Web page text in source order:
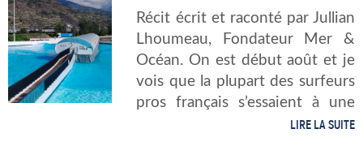
Récit écrit et raconté par Jullian
Lhoumeau, Fondateur Mer &
Océan. On est début août et je
vois que la plupart des surfeurs
pros français s’essaient à une
nouvelle piscine à vagues en
LIRE LA SUITE